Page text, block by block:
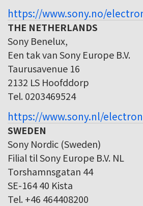
https://www.sony.no/
THE NETHERLANDS
Sony Benelux,
Een tak van Sony Europe B.V.
Taurusavenue 16
2132 LS Hoofddorp
Tel. 0203469524
https://www.sony.nl/
SWEDEN
Sony Nordic (Sweden)
Filial til Sony Europe B.V. NL
Torshamnsgatan 44
SE-164 40 Kista
Tel. +46 464408200